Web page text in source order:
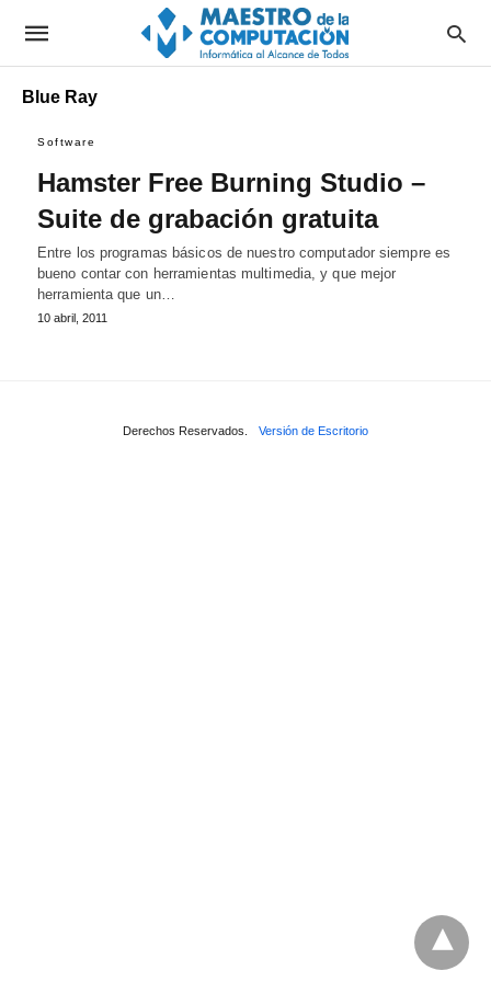
Blue Ray
Software
Hamster Free Burning Studio –
Suite de grabación gratuita
Entre los programas básicos de nuestro computador siempre es
bueno contar con herramientas multimedia, y que mejor
herramienta que un…
10 abril, 2011
Derechos Reservados. Versión de Escritorio